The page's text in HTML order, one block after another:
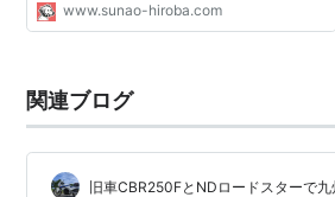
www.sunao-hiroba.com
関連ブログ
旧車CBR250FとNDロードスターで九